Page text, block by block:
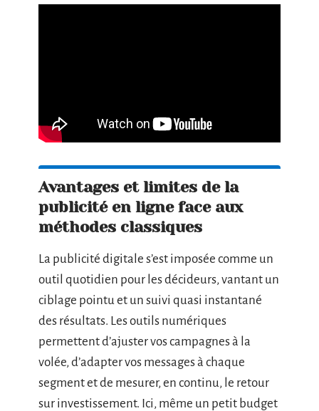
Avantages et limites de la
publicité en ligne face aux
méthodes classiques
La publicité digitale s’est imposée comme un
outil quotidien pour les décideurs, vantant un
ciblage pointu et un suivi quasi instantané
des résultats. Les outils numériques
permettent d’ajuster vos campagnes à la
volée, d’adapter vos messages à chaque
segment et de mesurer, en continu, le retour
sur investissement. Ici, même un petit budget